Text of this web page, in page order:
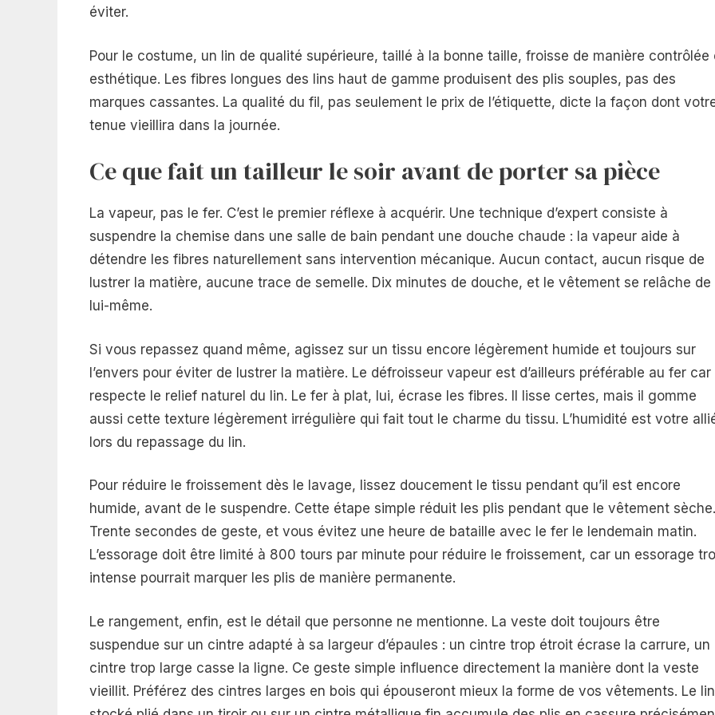
éviter.
Pour le costume, un lin de qualité supérieure, taillé à la bonne taille, froisse de manière contrôlée
esthétique. Les fibres longues des lins haut de gamme produisent des plis souples, pas des
marques cassantes. La qualité du fil, pas seulement le prix de l’étiquette, dicte la façon dont
tenue vieillira dans la journée.
Ce que fait un tailleur le soir avant de porter sa pièce
La vapeur, pas le fer. C’est le premier réflexe à acquérir. Une technique d’expert consiste à
suspendre la chemise dans une salle de bain pendant une douche chaude : la vapeur aide à
détendre les fibres naturellement sans intervention mécanique. Aucun contact, aucun risque de
lustrer la matière, aucune trace de semelle. Dix minutes de douche, et le vêtement se relâche de
lui-même.
Si vous repassez quand même, agissez sur un tissu encore légèrement humide et toujours sur
l’envers pour éviter de lustrer la matière. Le défroisseur vapeur est d’ailleurs préférable au fer car
respecte le relief naturel du lin. Le fer à plat, lui, écrase les fibres. Il lisse certes, mais il gomme
aussi cette texture légèrement irrégulière qui fait tout le charme du tissu. L’humidité est votre
lors du repassage du lin.
Pour réduire le froissement dès le lavage, lissez doucement le tissu pendant qu’il est encore
humide, avant de le suspendre. Cette étape simple réduit les plis pendant que le vêtement sèche.
Trente secondes de geste, et vous évitez une heure de bataille avec le fer le lendemain matin.
L’essorage doit être limité à 800 tours par minute pour réduire le froissement, car un essorage
intense pourrait marquer les plis de manière permanente.
Le rangement, enfin, est le détail que personne ne mentionne. La veste doit toujours être
suspendue sur un cintre adapté à sa largeur d’épaules : un cintre trop étroit écrase la carrure, un
cintre trop large casse la ligne. Ce geste simple influence directement la manière dont la veste
vieillit. Préférez des cintres larges en bois qui épouseront mieux la forme de vos vêtements. Le lin